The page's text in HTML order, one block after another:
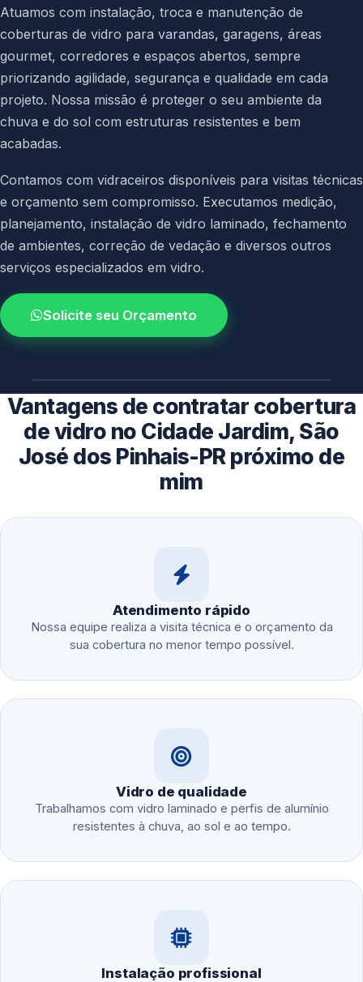
Atuamos com instalação, troca e manutenção de
coberturas de vidro para varandas, garagens, áreas
gourmet, corredores e espaços abertos, sempre
priorizando agilidade, segurança e qualidade em cada
projeto. Nossa missão é proteger o seu ambiente da
chuva e do sol com estruturas resistentes e bem
acabadas.
Contamos com vidraceiros disponíveis para visitas técnicas
e orçamento sem compromisso. Executamos medição,
planejamento, instalação de vidro laminado, fechamento
de ambientes, correção de vedação e diversos outros
serviços especializados em vidro.
Solicite seu Orçamento
4.9 / 5.0
avaliacao dos clientes
Vantagens de contratar cobertura
de vidro no Cidade Jardim, São
José dos Pinhais-PR próximo de
mim
Atendimento rápido
Nossa equipe realiza a visita técnica e o orçamento da
sua cobertura no menor tempo possível.
Vidro de qualidade
Trabalhamos com vidro laminado e perfis de alumínio
resistentes à chuva, ao sol e ao tempo.
Instalação profissional